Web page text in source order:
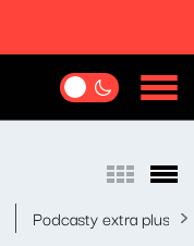
Podcasty extra plus